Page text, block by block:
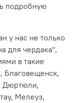
подробную
у нас не только
для чердака",
в такие
Благовещенск,
Дюртюли,
Мелеуз,